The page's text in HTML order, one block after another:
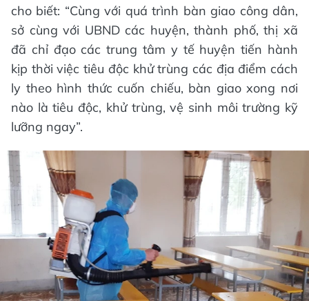
cho biết: “Cùng với quá trình bàn giao công dân,
sở cùng với UBND các huyện, thành phố, thị xã
đã chỉ đạo các trung tâm y tế huyện tiến hành
kịp thời việc tiêu độc khử trùng các địa điểm cách
ly theo hình thức cuốn chiếu, bàn giao xong nơi
nào là tiêu độc, khử trùng, vệ sinh môi trường kỹ
lưỡng ngay”.